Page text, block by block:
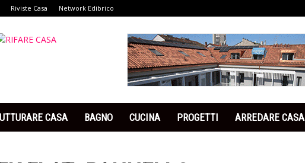
Riviste Casa Network Edibrico
CASA BAGNO CUCINA PROGETTI ARREDARE CASA